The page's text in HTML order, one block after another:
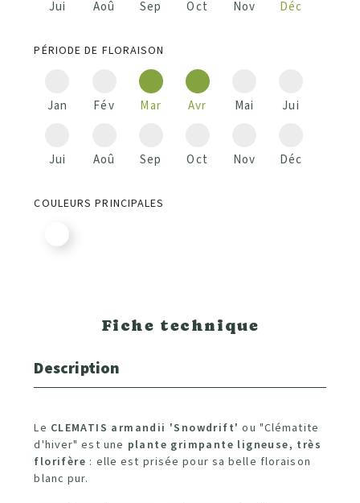
Jui Aoû Sep Oct Nov Déc
PÉRIODE DE FLORAISON
Jan Fév Mar Avr Mai Jui
Jui Aoû Sep Oct Nov Déc
COULEURS PRINCIPALES
Fiche technique
Description
Le CLEMATIS armandii 'Snowdrift' ou "Clématite
d'hiver" est une plante grimpante ligneuse, très
florifère : elle est prisée pour sa belle floraison
blanc pur.